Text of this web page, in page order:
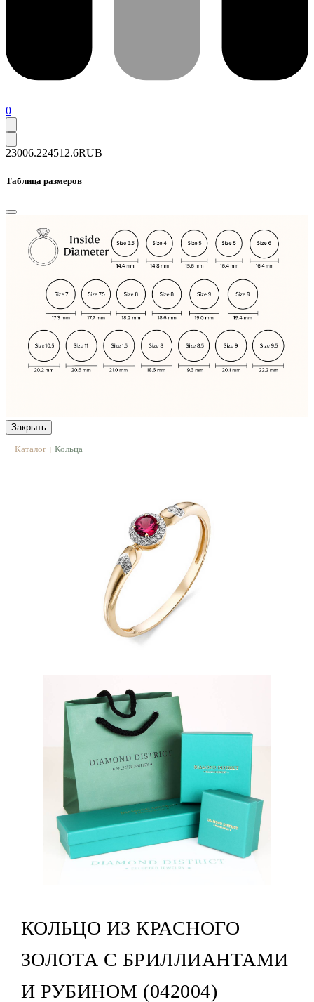
0
23006.224512.6RUB
Таблица размеров
Закрыть
Каталог | Кольца
КОЛЬЦО ИЗ КРАСНОГО
ЗОЛОТА С БРИЛЛИАНТАМИ
И РУБИНОМ (042004)